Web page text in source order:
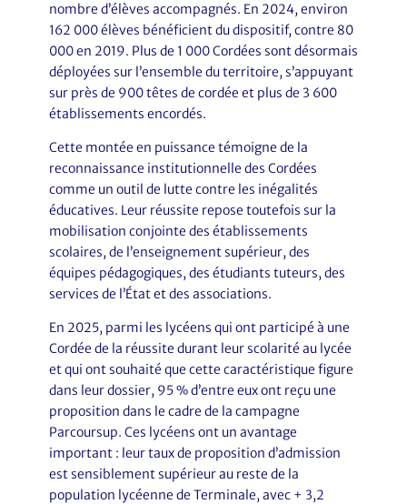
nombre d’élèves accompagnés. En 2024, environ
162 000 élèves bénéficient du dispositif, contre 80
000 en 2019. Plus de 1 000 Cordées sont désormais
déployées sur l’ensemble du territoire, s’appuyant
sur près de 900 têtes de cordée et plus de 3 600
établissements encordés.
Cette montée en puissance témoigne de la
reconnaissance institutionnelle des Cordées
comme un outil de lutte contre les inégalités
éducatives. Leur réussite repose toutefois sur la
mobilisation conjointe des établissements
scolaires, de l’enseignement supérieur, des
équipes pédagogiques, des étudiants tuteurs, des
services de l’État et des associations.
En 2025, parmi les lycéens qui ont participé à une
Cordée de la réussite durant leur scolarité au lycée
et qui ont souhaité que cette caractéristique figure
dans leur dossier, 95 % d’entre eux ont reçu une
proposition dans le cadre de la campagne
Parcoursup. Ces lycéens ont un avantage
important : leur taux de proposition d’admission
est sensiblement supérieur au reste de la
population lycéenne de Terminale, avec + 3,2